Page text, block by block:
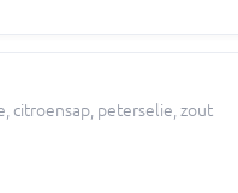
citroensap, peterselie, zout